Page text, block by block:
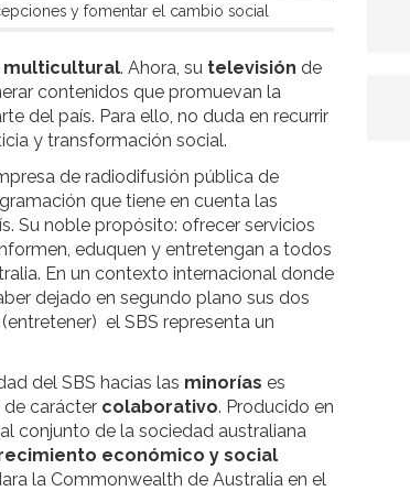
y fomentar el cambio social
multicultural. Ahora, su televisión de
contenidos que promuevan la
del país. Para ello, no duda en recurrir
y transformación social.
de radiodifusión pública de
que tiene en cuenta las
Su noble propósito: ofrecer servicios
eduquen y entretengan a todos
En un contexto internacional donde
dejado en segundo plano sus dos
el SBS representa un
del SBS hacias las minorías es
de carácter colaborativo. Producido en
conjunto de la sociedad australiana
económico y social
la Commonwealth de Australia en el